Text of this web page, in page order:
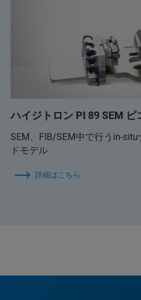
ハイジトロン PI 89 SEM ピ
SEM、FIB/SEM中で行うin-
ドモデル
詳細はこちら